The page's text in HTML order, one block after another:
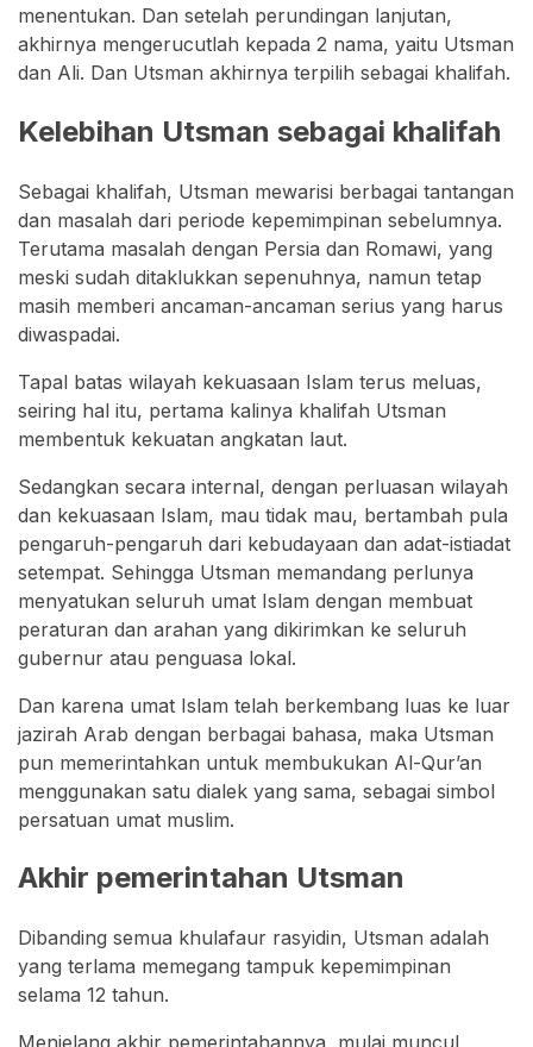
menentukan. Dan setelah perundingan lanjutan,
akhirnya mengerucutlah kepada 2 nama, yaitu Utsman
dan Ali. Dan Utsman akhirnya terpilih sebagai khalifah.
Kelebihan Utsman sebagai khalifah
Sebagai khalifah, Utsman mewarisi berbagai tantangan
dan masalah dari periode kepemimpinan sebelumnya.
Terutama masalah dengan Persia dan Romawi, yang
meski sudah ditaklukkan sepenuhnya, namun tetap
masih memberi ancaman-ancaman serius yang harus
diwaspadai.
Tapal batas wilayah kekuasaan Islam terus meluas,
seiring hal itu, pertama kalinya khalifah Utsman
membentuk kekuatan angkatan laut.
Sedangkan secara internal, dengan perluasan wilayah
dan kekuasaan Islam, mau tidak mau, bertambah pula
pengaruh-pengaruh dari kebudayaan dan adat-istiadat
setempat. Sehingga Utsman memandang perlunya
menyatukan seluruh umat Islam dengan membuat
peraturan dan arahan yang dikirimkan ke seluruh
gubernur atau penguasa lokal.
Dan karena umat Islam telah berkembang luas ke luar
jazirah Arab dengan berbagai bahasa, maka Utsman
pun memerintahkan untuk membukukan Al-Qur’an
menggunakan satu dialek yang sama, sebagai simbol
persatuan umat muslim.
Akhir pemerintahan Utsman
Dibanding semua khulafaur rasyidin, Utsman adalah
yang terlama memegang tampuk kepemimpinan
selama 12 tahun.